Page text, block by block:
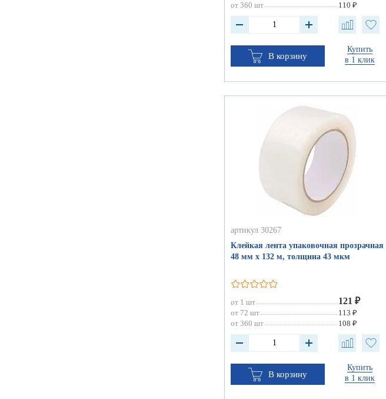
от 360 шт
110 ₽
В корзину
Купить
в 1 клик
артикул 30267
Клейкая лента упаковочная прозрачная
48 мм х 132 м, толщина 43 мкм
от 1 шт 121 ₽
от 72 шт
113 ₽
от 360 шт
108 ₽
В корзину
Купить
в 1 клик